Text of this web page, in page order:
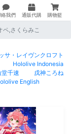
絡我們 通販代購 購物籃
,さくらみこ
サ・レイヴンクロフト
Hololive Indonesia
堂千速
戌神ころね
English